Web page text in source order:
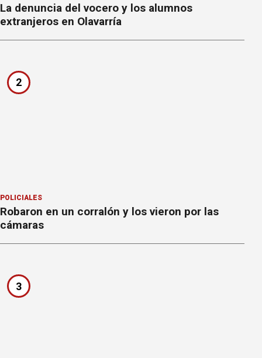
La denuncia del vocero y los alumnos
extranjeros en Olavarría
2
POLICIALES
Robaron en un corralón y los vieron por las
cámaras
3